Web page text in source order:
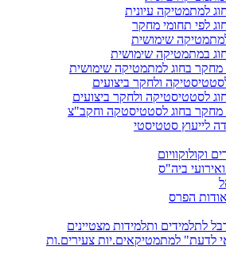
למתמטיקה עיונית
לפי תחומי מחקר
שימושית
במתמטיקה שימושית
מחקר בחוג למתמטיקה שימושית
ולחקר ביצועים
לסטטיסטיקה ולחקר ביצועים
מחקר בחוג לסטטיסטקה וחקב"צ
לייעוץ סטטיסטי
וקולוקוויום
ביה"ס
הפרס
לתלמידים ותלמידות מצטיינים
לדעת" למתמטיקאים.יות צעירים.ות